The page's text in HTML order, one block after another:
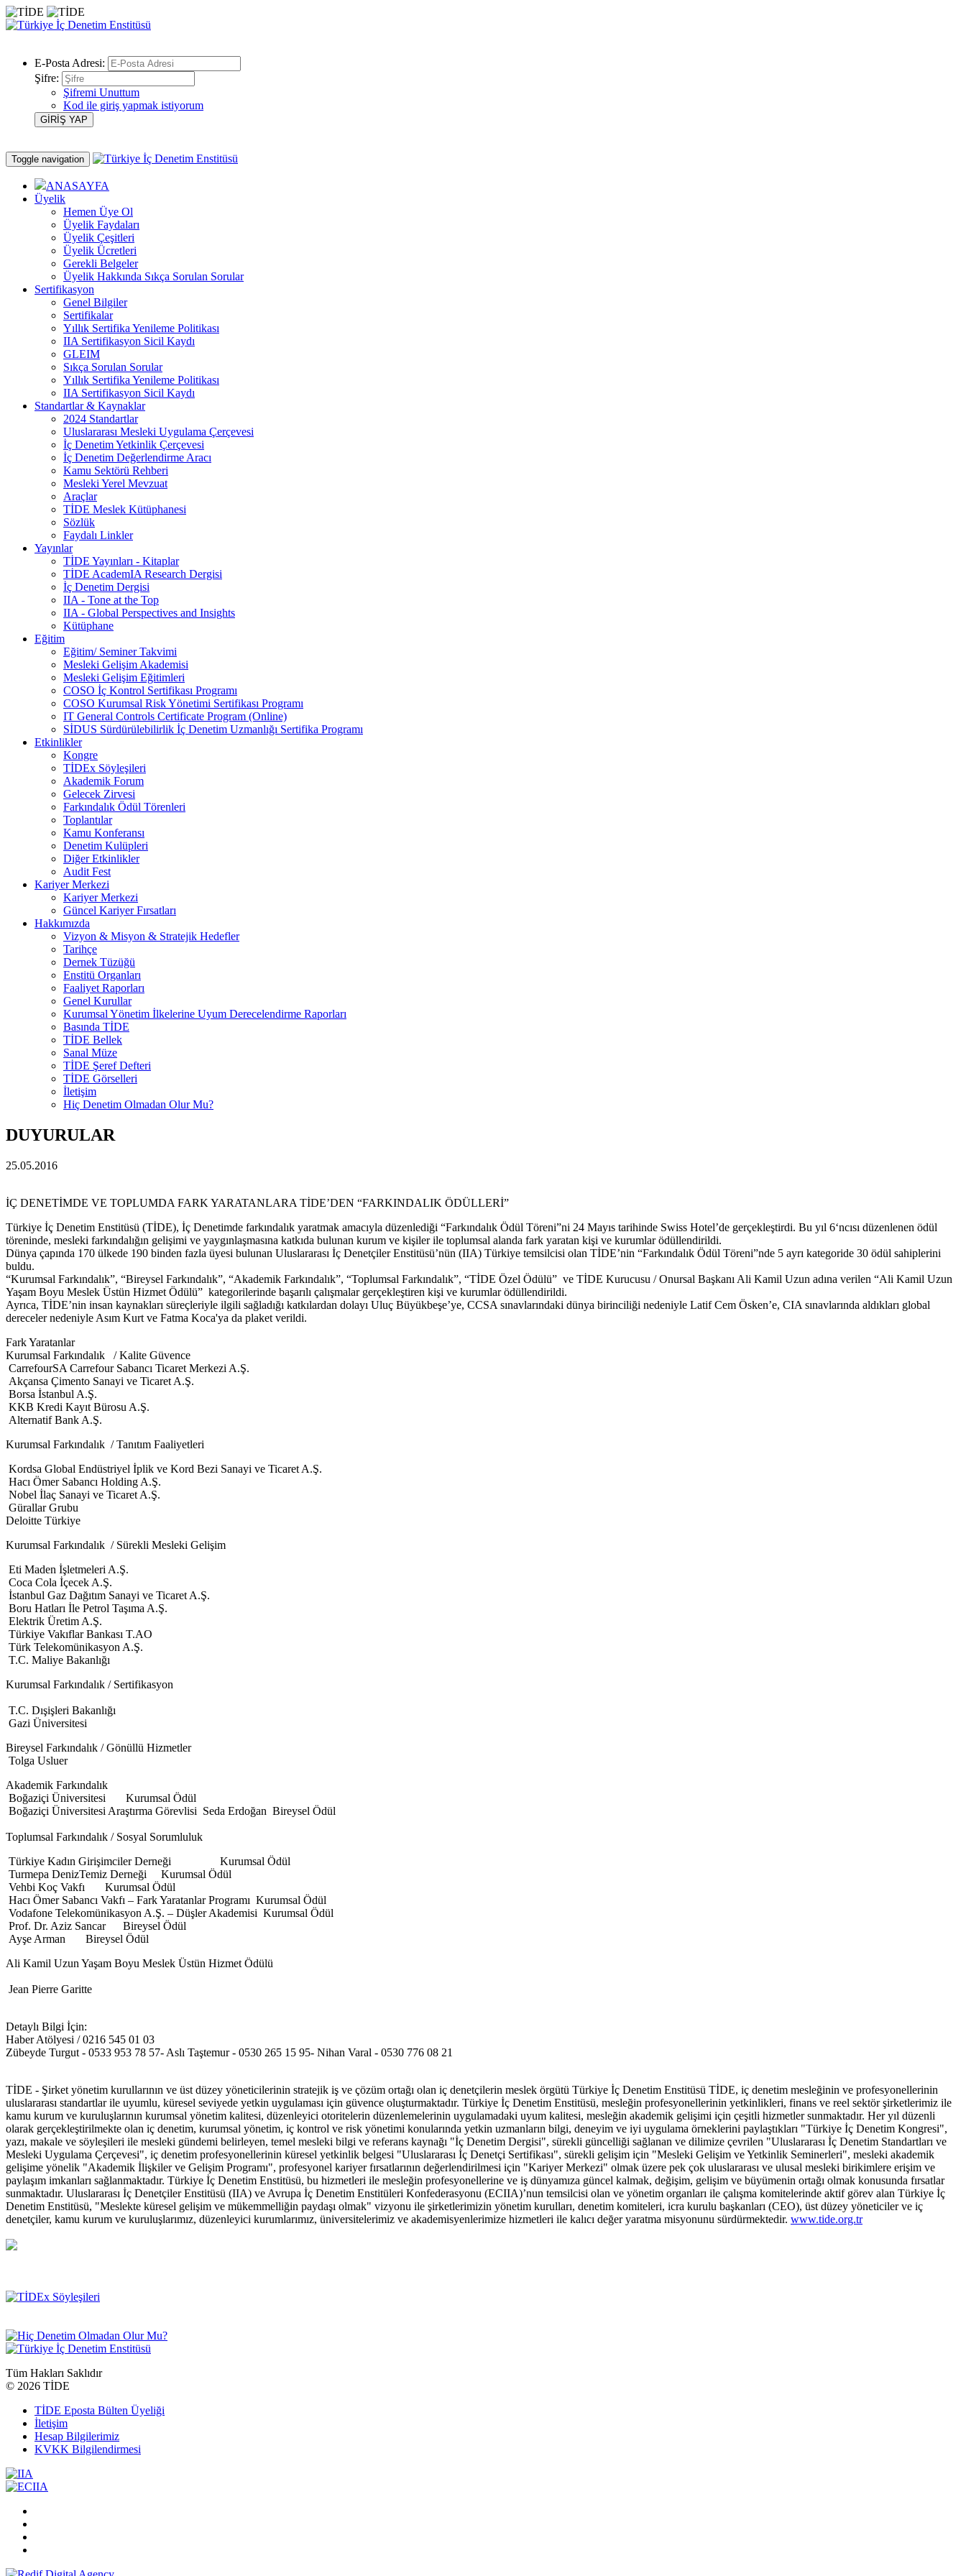
E-Posta Adresi:
Şifre:
Şifremi Unuttum
Kod ile giriş yapmak istiyorum
Toggle navigation
ANASAYFA
Üyelik
Hemen Üye Ol
Üyelik Faydaları
Üyelik Çeşitleri
Üyelik Ücretleri
Gerekli Belgeler
Üyelik Hakkında Sıkça Sorulan Sorular
Sertifikasyon
Genel Bilgiler
Sertifikalar
Yıllık Sertifika Yenileme Politikası
IIA Sertifikasyon Sicil Kaydı
GLEIM
Sıkça Sorulan Sorular
Yıllık Sertifika Yenileme Politikası
IIA Sertifikasyon Sicil Kaydı
Standartlar & Kaynaklar
2024 Standartlar
Uluslararası Mesleki Uygulama Çerçevesi
İç Denetim Yetkinlik Çerçevesi
İç Denetim Değerlendirme Aracı
Kamu Sektörü Rehberi
Mesleki Yerel Mevzuat
Araçlar
TİDE Meslek Kütüphanesi
Sözlük
Faydalı Linkler
Yayınlar
TİDE Yayınları - Kitaplar
TİDE AcademIA Research Dergisi
İç Denetim Dergisi
IIA - Tone at the Top
IIA - Global Perspectives and Insights
Kütüphane
Eğitim
Eğitim/ Seminer Takvimi
Mesleki Gelişim Akademisi
Mesleki Gelişim Eğitimleri
COSO İç Kontrol Sertifikası Programı
COSO Kurumsal Risk Yönetimi Sertifikası Programı
IT General Controls Certificate Program (Online)
SİDUS Sürdürülebilirlik İç Denetim Uzmanlığı Sertifika Programı
Etkinlikler
Kongre
TİDEx Söyleşileri
Akademik Forum
Gelecek Zirvesi
Farkındalık Ödül Törenleri
Toplantılar
Kamu Konferansı
Denetim Kulüpleri
Diğer Etkinlikler
Audit Fest
Kariyer Merkezi
Kariyer Merkezi
Güncel Kariyer Fırsatları
Hakkımızda
Vizyon & Misyon & Stratejik Hedefler
Tarihçe
Dernek Tüzüğü
Enstitü Organları
Faaliyet Raporları
Genel Kurullar
Kurumsal Yönetim İlkelerine Uyum Derecelendirme Raporları
Basında TİDE
TİDE Bellek
Sanal Müze
TİDE Şeref Defteri
TİDE Görselleri
İletişim
Hiç Denetim Olmadan Olur Mu?
DUYURULAR
25.05.2016
İÇ DENETİMDE VE TOPLUMDA FARK YARATANLARA TİDE’DEN “FARKINDALIK ÖDÜLLERİ”
Türkiye İç Denetim Enstitüsü (TİDE), İç Denetimde farkındalık yaratmak amacıyla düzenlediği “Farkındalık Ödül Töreni”ni 24 Mayıs tarihinde Swiss Hotel’de gerçekleştirdi. Bu yıl 6‘ncısı düzenlenen ödül
töreninde, mesleki farkındalığın gelişimi ve yaygınlaşmasına katkıda bulunan kurum ve kişiler ile toplumsal alanda fark yaratan kişi ve kurumlar ödüllendirildi.
Dünya çapında 170 ülkede 190 binden fazla üyesi bulunan Uluslararası İç Denetçiler Enstitüsü’nün (IIA) Türkiye temsilcisi olan TİDE’nin “Farkındalık Ödül Töreni”nde 5 ayrı kategoride 30 ödül sahiplerini
buldu.
“Kurumsal Farkındalık”, “Bireysel Farkındalık”, “Akademik Farkındalık”, “Toplumsal Farkındalık”, “TİDE Özel Ödülü” ve TİDE Kurucusu / Onursal Başkanı Ali Kamil Uzun adına verilen “Ali Kamil Uzun
Yaşam Boyu Meslek Üstün Hizmet Ödülü” kategorilerinde başarılı çalışmalar gerçekleştiren kişi ve kurumlar ödüllendirildi.
Ayrıca, TİDE’nin insan kaynakları süreçleriyle ilgili sağladığı katkılardan dolayı Uluç Büyükbeşe’ye, CCSA sınavlarındaki dünya birinciliği nedeniyle Latif Cem Ösken’e, CIA sınavlarında aldıkları global
dereceler nedeniyle Asım Kurt ve Fatma Koca'ya da plaket verildi.
Fark Yaratanlar
Kurumsal Farkındalık / Kalite Güvence
CarrefourSA Carrefour Sabancı Ticaret Merkezi A.Ş.
Akçansa Çimento Sanayi ve Ticaret A.Ş.
Borsa İstanbul A.Ş.
KKB Kredi Kayıt Bürosu A.Ş.
Alternatif Bank A.Ş.
Kurumsal Farkındalık / Tanıtım Faaliyetleri
Kordsa Global Endüstriyel İplik ve Kord Bezi Sanayi ve Ticaret A.Ş.
Hacı Ömer Sabancı Holding A.Ş.
Nobel İlaç Sanayi ve Ticaret A.Ş.
Gürallar Grubu
Deloitte Türkiye
Kurumsal Farkındalık / Sürekli Mesleki Gelişim
Eti Maden İşletmeleri A.Ş.
Coca Cola İçecek A.Ş.
İstanbul Gaz Dağıtım Sanayi ve Ticaret A.Ş.
Boru Hatları İle Petrol Taşıma A.Ş.
Elektrik Üretim A.Ş.
Türkiye Vakıflar Bankası T.AO
Türk Telekomünikasyon A.Ş.
T.C. Maliye Bakanlığı
Kurumsal Farkındalık / Sertifikasyon
T.C. Dışişleri Bakanlığı
Gazi Üniversitesi
Bireysel Farkındalık / Gönüllü Hizmetler
Tolga Usluer
Akademik Farkındalık
Boğaziçi Üniversitesi Kurumsal Ödül
Boğaziçi Üniversitesi Araştırma Görevlisi Seda Erdoğan Bireysel Ödül
Toplumsal Farkındalık / Sosyal Sorumluluk
Türkiye Kadın Girişimciler Derneği Kurumsal Ödül
Turmepa DenizTemiz Derneği Kurumsal Ödül
Vehbi Koç Vakfı Kurumsal Ödül
Hacı Ömer Sabancı Vakfı – Fark Yaratanlar Programı Kurumsal Ödül
Vodafone Telekomünikasyon A.Ş. – Düşler Akademisi Kurumsal Ödül
Prof. Dr. Aziz Sancar Bireysel Ödül
Ayşe Arman Bireysel Ödül
Ali Kamil Uzun Yaşam Boyu Meslek Üstün Hizmet Ödülü
Jean Pierre Garitte
Detaylı Bilgi İçin:
Haber Atölyesi / 0216 545 01 03
Zübeyde Turgut - 0533 953 78 57- Aslı Taştemur - 0530 265 15 95- Nihan Varal - 0530 776 08 21
TİDE - Şirket yönetim kurullarının ve üst düzey yöneticilerinin stratejik iş ve çözüm ortağı olan iç denetçilerin meslek örgütü Türkiye İç Denetim Enstitüsü TİDE, iç denetim mesleğinin ve profesyonellerinin
uluslararası standartlar ile uyumlu, küresel seviyede yetkin uygulaması için güvence oluşturmaktadır. Türkiye İç Denetim Enstitüsü, mesleğin profesyonellerinin yetkinlikleri, finans ve reel sektör şirketlerimiz ile
kamu kurum ve kuruluşlarının kurumsal yönetim kalitesi, düzenleyici otoritelerin düzenlemelerinin uygulamadaki uyum kalitesi, mesleğin akademik gelişimi için çeşitli hizmetler sunmaktadır. Her yıl düzenli
olarak gerçekleştirilmekte olan iç denetim, kurumsal yönetim, iç kontrol ve risk yönetimi konularında yetkin uzmanların bilgi, deneyim ve iyi uygulama örneklerini paylaştıkları "Türkiye İç Denetim Kongresi",
yazı, makale ve söyleşileri ile mesleki gündemi belirleyen, temel mesleki bilgi ve referans kaynağı "İç Denetim Dergisi", sürekli güncelliği sağlanan ve dilimize çevrilen "Uluslararası İç Denetim Standartları ve
Mesleki Uygulama Çerçevesi", iç denetim profesyonellerinin küresel yetkinlik belgesi "Uluslararası İç Denetçi Sertifikası", sürekli gelişim için "Mesleki Gelişim ve Yetkinlik Seminerleri", mesleki akademik
gelişime yönelik "Akademik İlişkiler ve Gelişim Programı", profesyonel kariyer fırsatlarının değerlendirilmesi için "Kariyer Merkezi" olmak üzere pek çok uluslararası ve ulusal mesleki birikimlere erişim ve
paylaşım imkanları sağlanmaktadır. Türkiye İç Denetim Enstitüsü, bu hizmetleri ile mesleğin profesyonellerine ve iş dünyamıza güncel kalmak, değişim, gelişim ve büyümenin ortağı olmak konusunda fırsatlar
sunmaktadır. Uluslararası İç Denetçiler Enstitüsü (IIA) ve Avrupa İç Denetim Enstitüleri Konfederasyonu (ECIIA)’nun temsilcisi olan ve yönetim organları ile çalışma komitelerinde aktif görev alan Türkiye İç
Denetim Enstitüsü, "Meslekte küresel gelişim ve mükemmelliğin paydaşı olmak" vizyonu ile şirketlerimizin yönetim kurulları, denetim komiteleri, icra kurulu başkanları (CEO), üst düzey yöneticiler ve iç
denetçiler, kamu kurum ve kuruluşlarımız, düzenleyici kurumlarımız, üniversitelerimiz ve akademisyenlerimize hizmetleri ile kalıcı değer yaratma misyonunu sürdürmektedir. www.tide.org.tr
Tüm Hakları Saklıdır
© 2026 TİDE
TİDE Eposta Bülten Üyeliği
İletişim
Hesap Bilgilerimiz
KVKK Bilgilendirmesi